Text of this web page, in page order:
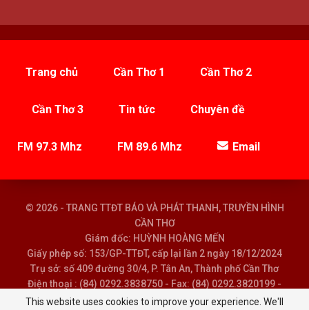
Trang chủ Cần Thơ 1 Cần Thơ 2
Cần Thơ 3 Tin tức Chuyên đề
FM 97.3 Mhz FM 89.6 Mhz Email
© 2026 - TRANG TTĐT BÁO VÀ PHÁT THANH, TRUYỀN HÌNH
CẦN THƠ
Giám đốc: HUỲNH HOÀNG MẾN
Giấy phép số: 153/GP-TTĐT, cấp lại lần 2 ngày 18/12/2024
Trụ sở: số 409 đường 30/4, P. Tân An, Thành phố Cần Thơ
Điện thoại : (84) 0292.3838750 - Fax: (84) 0292.3820199 -
Email : baoptth@cantho.gov.vn
This website uses cookies to improve your experience. We'll